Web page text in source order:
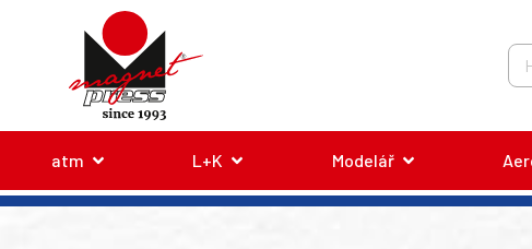
atm L+K Modelář